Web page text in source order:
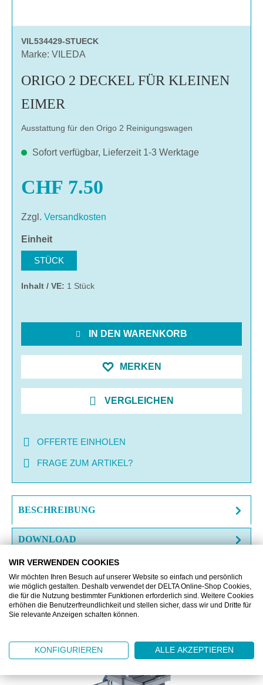
VIL534429-STUECK
Marke: VILEDA
ORIGO 2 DECKEL FÜR KLEINEN
EIMER
Ausstattung für den Origo 2 Reinigungswagen
Sofort verfügbar, Lieferzeit 1-3 Werktage
CHF 7.50
Zzgl. Versandkosten
Einheitauswählen
STÜCK
Inhalt / VE: 1 Stück
IN DEN WARENKORB
MERKEN
VERGLEICHEN
OFFERTE EINHOLEN
FRAGE ZUM ARTIKEL?
BESCHREIBUNG
DOWNLOAD
Produktgalerie überspringen
Zubehör
WIR VERWENDEN COOKIES
Wir möchten Ihren Besuch auf unserer Website so einfach und persönlich
wie möglich gestalten. Deshalb verwendet der DELTA Online-Shop Cookies,
die für die Nutzung bestimmter Funktionen erforderlich sind. Weitere Cookies
erhöhen die Benutzerfreundlichkeit und stellen sicher, dass wir und Dritte für
Sie relevante Anzeigen schalten können.
KONFIGURIEREN ALLE AKZEPTIEREN